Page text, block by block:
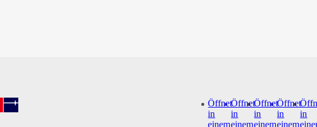
Öffnet
in
einem
Öffnet
in
einem
Öffnet
in
einem
Öffnet
in
einem
in